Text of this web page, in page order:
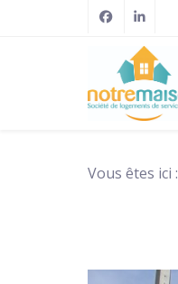
Vous êtes ici :